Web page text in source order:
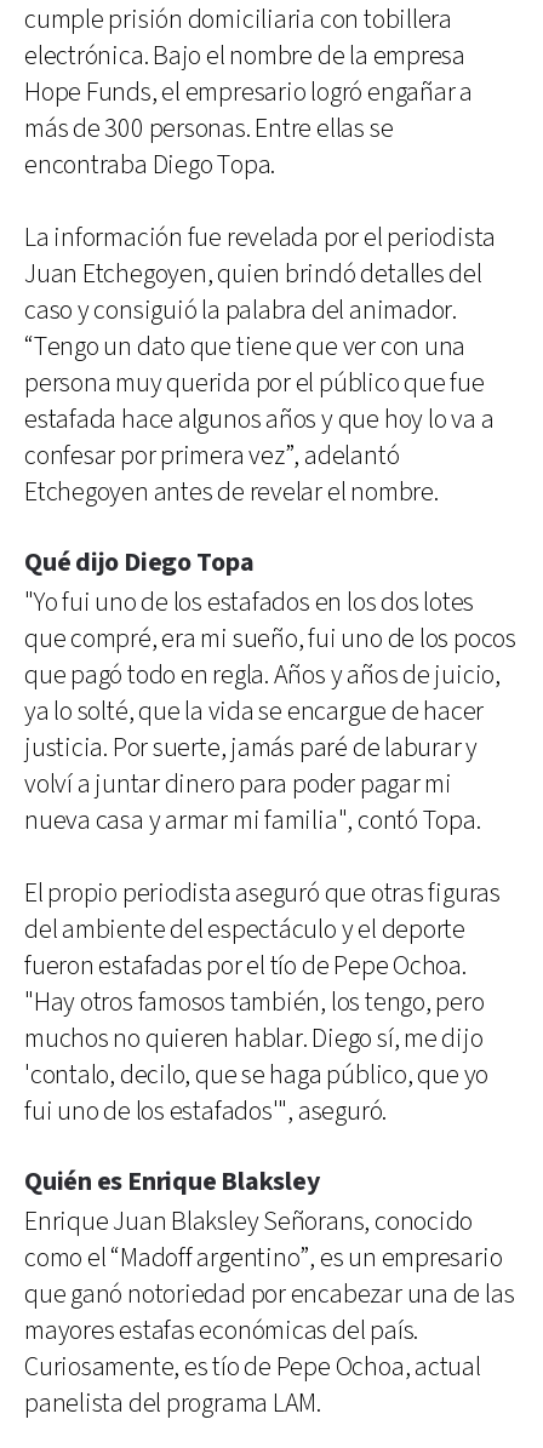
cumple prisión domiciliaria con tobillera
electrónica. Bajo el nombre de la empresa
Hope Funds, el empresario logró engañar a
más de 300 personas. Entre ellas se
encontraba Diego Topa.
La información fue revelada por el periodista
Juan Etchegoyen, quien brindó detalles del
caso y consiguió la palabra del animador.
“Tengo un dato que tiene que ver con una
persona muy querida por el público que fue
estafada hace algunos años y que hoy lo va a
confesar por primera vez”, adelantó
Etchegoyen antes de revelar el nombre.
Qué dijo Diego Topa
"Yo fui uno de los estafados en los dos lotes
que compré, era mi sueño, fui uno de los pocos
que pagó todo en regla. Años y años de juicio,
ya lo solté, que la vida se encargue de hacer
justicia. Por suerte, jamás paré de laburar y
volví a juntar dinero para poder pagar mi
nueva casa y armar mi familia", contó Topa.
El propio periodista aseguró que otras figuras
del ambiente del espectáculo y el deporte
fueron estafadas por el tío de Pepe Ochoa.
"Hay otros famosos también, los tengo, pero
muchos no quieren hablar. Diego sí, me dijo
'contalo, decilo, que se haga público, que yo
fui uno de los estafados'", aseguró.
Quién es Enrique Blaksley
Enrique Juan Blaksley Señorans, conocido
como el “Madoff argentino”, es un empresario
que ganó notoriedad por encabezar una de las
mayores estafas económicas del país.
Curiosamente, es tío de Pepe Ochoa, actual
panelista del programa LAM.